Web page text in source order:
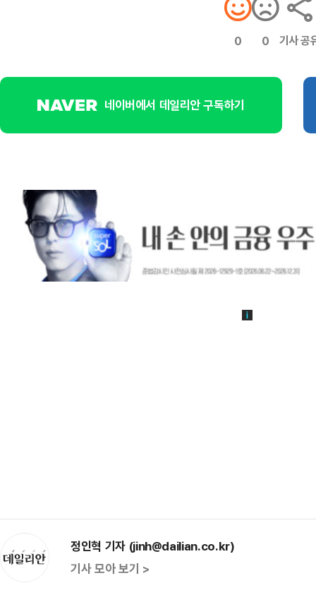
0 0 기사 공
네이버에서 데일리안 구독하기
정인혁 기자 (jinh@dailian.co.kr)
기사 모아 보기 >